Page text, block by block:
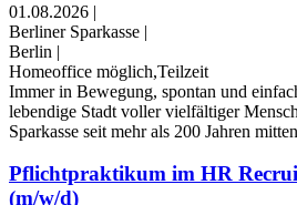
01.08.2026 |
Berliner Sparkasse |
Berlin |
Homeoffice möglich,Teilzeit
Immer in Bewegung, spontan und
lebendige Stadt voller vielfältiger
Sparkasse seit mehr als 200 Jahren
Pflichtpraktikum im HR
(m/w/d)